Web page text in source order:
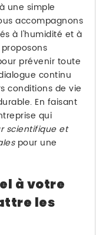
une simple
accompagnons
à l'humidité et à
prévenir toute
continu
conditions de vie
En faisant
qui
scientifique et
pour une
à votre
les